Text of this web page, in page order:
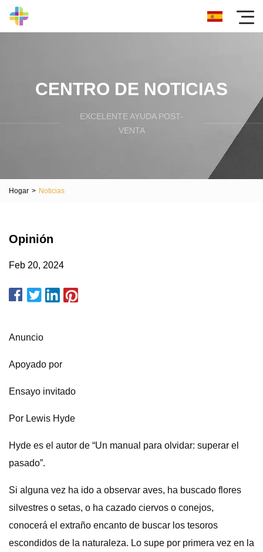
CENTRO DE NOTICIAS
EXCELENTE AYUDA POST-
VENTA
Hogar > Noticias
Opinión
Feb 20, 2024
Anuncio
Apoyado por
Ensayo invitado
Por Lewis Hyde
Hyde es el autor de “Un manual para olvidar: superar el
pasado”.
Si alguna vez ha ido a observar aves, ha buscado flores
silvestres o setas, o ha cazado ciervos o conejos,
conocerá el extraño encanto de buscar los tesoros
escondidos de la naturaleza. Lo supe por primera vez en la